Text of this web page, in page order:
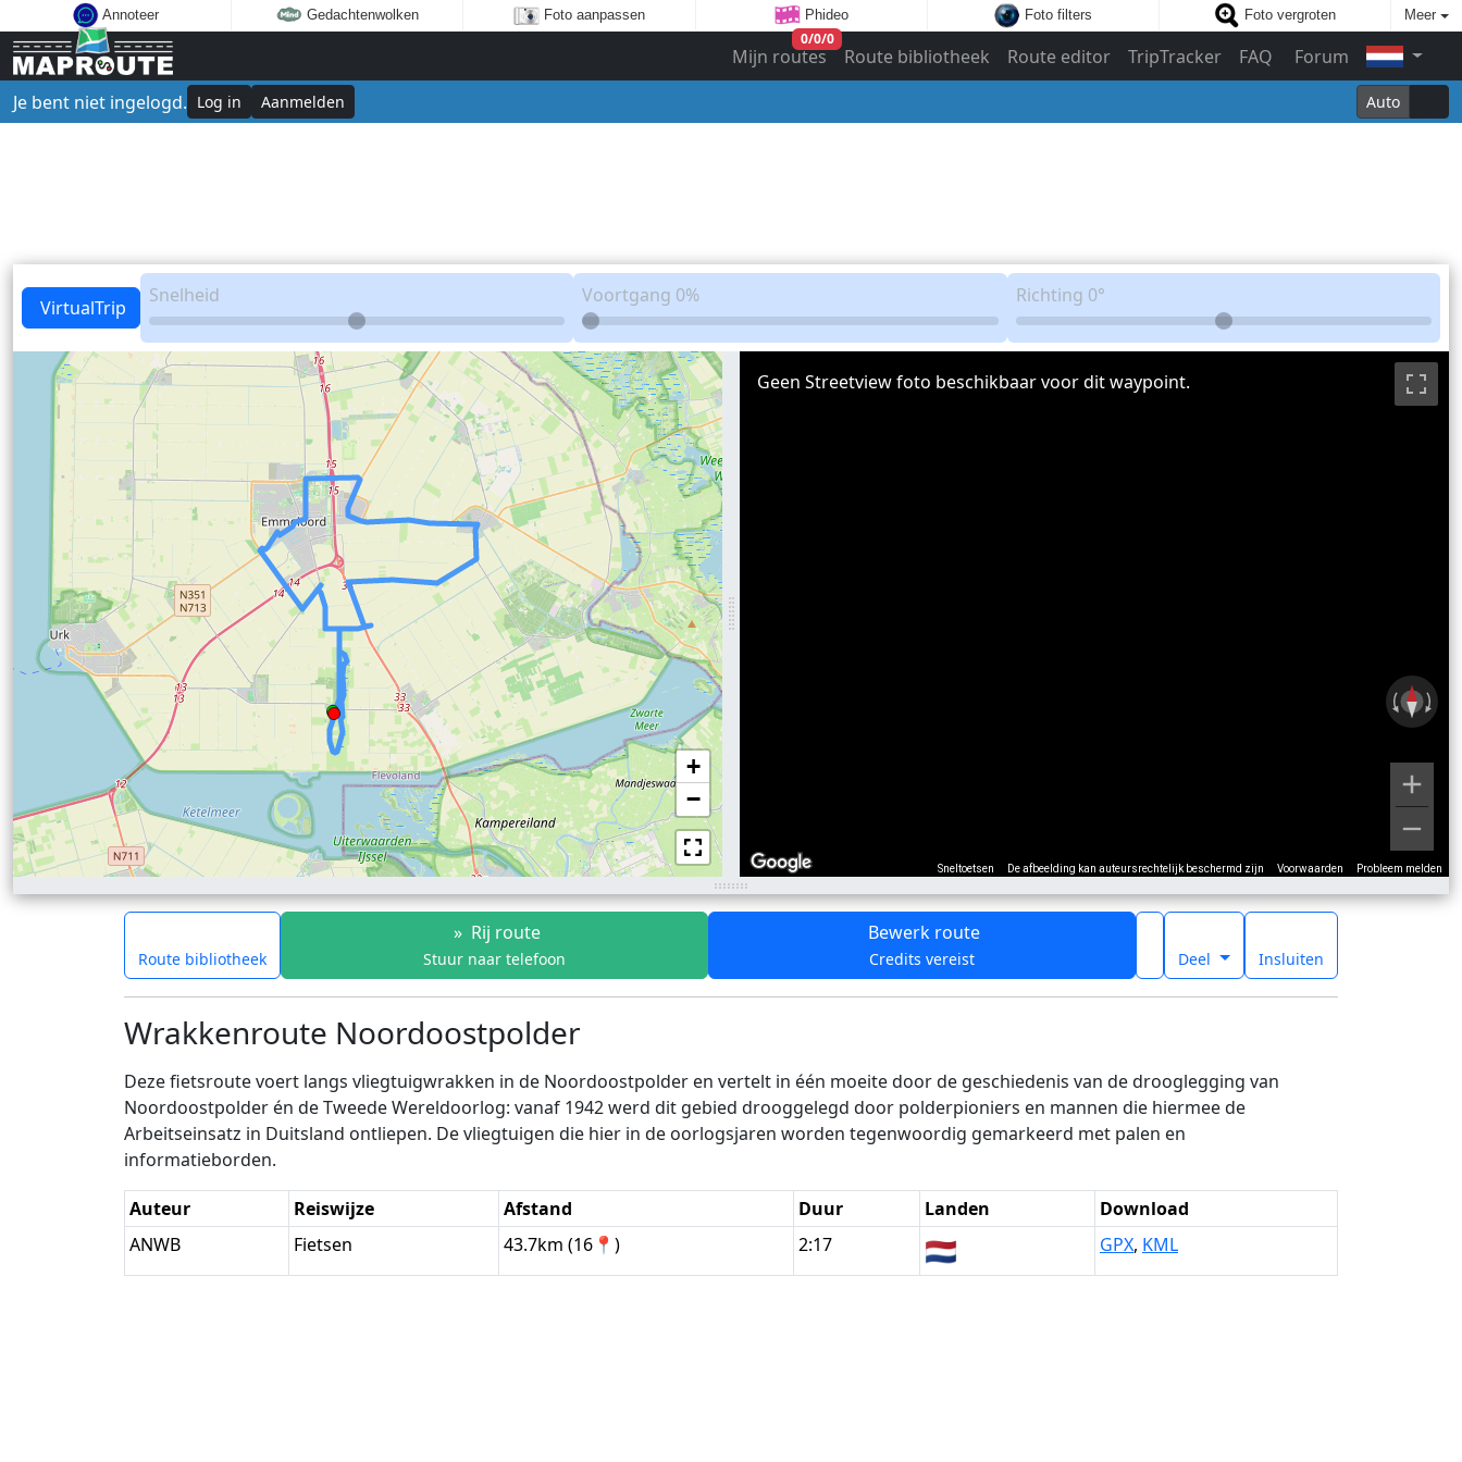
Annoteer Gedachtenwolken Foto aanpassen Phideo Foto filters Foto vergroten Meer
Mijn routes
0/0/0
Route bibliotheek Route editor TripTracker FAQ
Forum
Je bent niet ingelogd. Log in Aanmelden Auto
VirtualTrip
Snelheid Voortgang 0% Richting 0°
+
−
Sneltoetsen De afbeelding kan auteursrechtelijk beschermd zijn Voorwaarden Probleem melden
Geen Streetview foto beschikbaar voor dit waypoint.
Route bibliotheek
» Rij route
Stuur naar telefoon
Bewerk route
Credits vereist Deel Insluiten
Wrakkenroute Noordoostpolder
Deze fietsroute voert langs vliegtuigwrakken in de Noordoostpolder en vertelt in één moeite door de geschiedenis van de drooglegging van
Noordoostpolder én de Tweede Wereldoorlog: vanaf 1942 werd dit gebied drooggelegd door polderpioniers en mannen die hiermee de
Arbeitseinsatz in Duitsland ontliepen. De vliegtuigen die hier in de oorlogsjaren worden tegenwoordig gemarkeerd met palen en
informatieborden.
Auteur Reiswijze Afstand Duur Landen
Download
ANWB
Fietsen 43.7km (16📍) 2:17 🇳🇱 GPX, KML